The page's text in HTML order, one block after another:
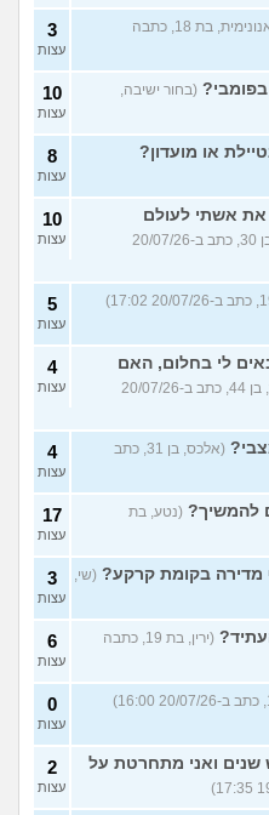
(אנונימית, בת 18, כתבה
3
עצות
(בחור ישיבה,
10
עצות
או מועדון? 8
עצות
את אשתי לעולם
(אבי, בן 30, כתב ב-20/07/26
10
עצות
5
עצות
לי בחלום, האם
(אב עובד, בן 44, כתב ב-20/07/26
4
עצות
(אלכס, בן 31, כתב
4
עצות
להמשיך? (נטע, בת
17
עצות
מדירה בקומת קרקע? (שי,
3
עצות
(ירין, בת 19, כתבה
6
עצות
0
עצות
שנים ואני מתחרטת על
2
עצות